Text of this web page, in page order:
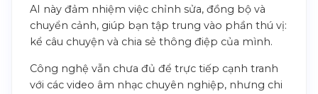
AI này đảm nhiệm việc chỉnh sửa, đồng bộ và
chuyển cảnh, giúp bạn tập trung vào phần thú vị:
kể câu chuyện và chia sẻ thông điệp của mình.
Công nghệ vẫn chưa đủ để trực tiếp cạnh tranh
với các video âm nhạc chuyên nghiệp, nhưng chi